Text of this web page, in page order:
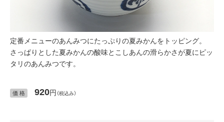
定番メニューのあんみつにたっぷりの夏みかんをトッピング。
さっぱりとした夏みかんの酸味とこしあんの滑らかさが夏にピッ
タリのあんみつです。
価 格 920円 （税込み）